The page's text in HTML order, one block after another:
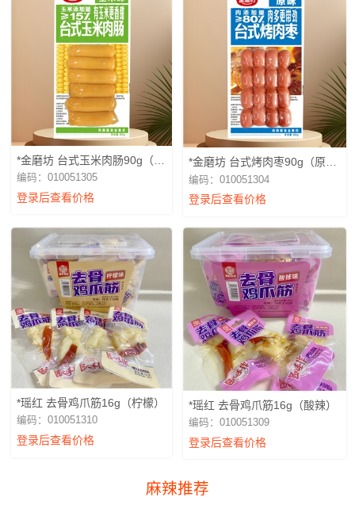
*金磨坊 台式玉米肉肠90g（玉
米）
编码：010051305
登录后查看价格
*金磨坊 台式烤肉枣90g（原
味）
编码：010051304
登录后查看价格
*瑶红 去骨鸡爪筋16g（柠檬）
编码：010051310
登录后查看价格
*瑶红 去骨鸡爪筋16g（酸辣）
编码：010051309
登录后查看价格
麻辣推荐